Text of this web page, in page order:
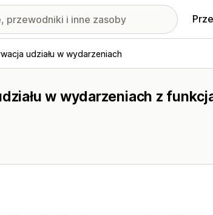
udziału w wydarzeniach
w wydarzeniach z